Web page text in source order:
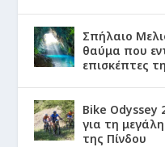
Σπήλαιο
θαύμα που
επισκέπτες
Bike Odyssey
για τη
της Πίνδου